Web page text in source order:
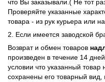
что Вы заказывали.( Не тот
Проверяйте указанные
товара - из рук курьера или на
2. Если имеется заводской
Возврат и обмен товаров
произведен в течение 14
условии что указанный товар
сохранены его товарный вид,